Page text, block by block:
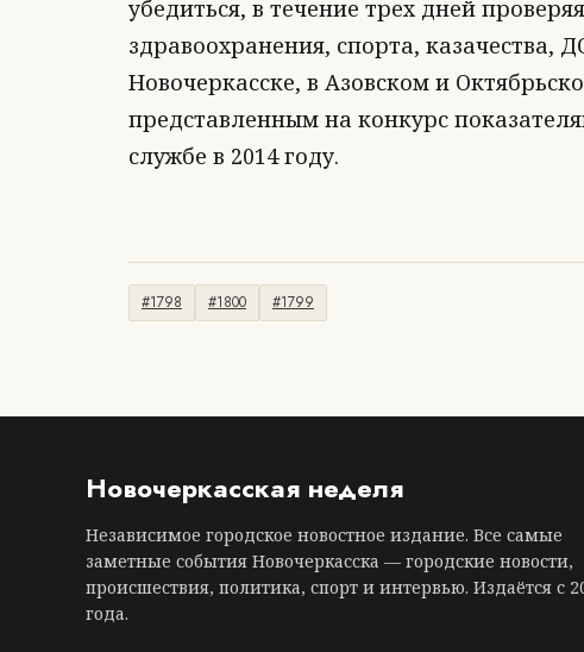
убедиться, в течение трех дней
здравоохранения, спорта,
Новочеркасске, в Азовском и
представленным на конкурс
службе в 2014 году.
#1798 #1800 #1799
Новочеркасская неделя
Независимое городское новостное издание. Все самые
заметные события Новочеркасска — городские новости,
происшествия, политика, спорт и интервью. Издаётся с
года.